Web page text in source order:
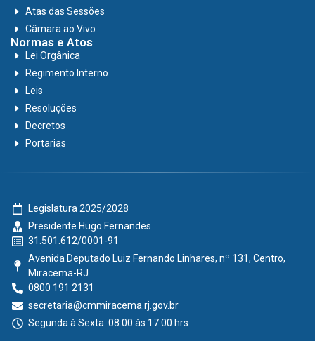
Atas das Sessões
Câmara ao Vivo
Normas e Atos
Lei Orgânica
Regimento Interno
Leis
Resoluções
Decretos
Portarias
Legislatura 2025/2028
Presidente Hugo Fernandes
31.501.612/0001-91
Avenida Deputado Luiz Fernando Linhares, nº 131, Centro,
Miracema-RJ
0800 191 2131
secretaria@cmmiracema.rj.gov.br
Segunda à Sexta: 08:00 às 17:00 hrs